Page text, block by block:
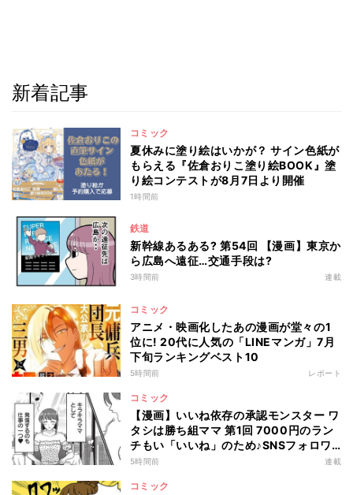
新着記事
コミック
夏休みに塗り絵はいかが？ サイン色紙が
もらえる『佐倉おりこ塗り絵BOOK』塗
り絵コンテストが8月7日より開催
1時間前
鉄道
新幹線あるある? 第54回 【漫画】東京か
ら広島へ遠征…交通手段は?
3時間前 連載
コミック
アニメ・映画化したあの漫画が堂々の1
位に! 20代に人気の「LINEマンガ」7月
下旬ランキングベスト10
5時間前 レポート
コミック
【漫画】いいね依存の承認モンスター ワ
タシは勝ち組ママ 第1回 7000円のラン
チもい「いいね」のため♪SNSフォロワ
ー2万人の"キラキラママ"の生活とは?
5時間前 連載
コミック